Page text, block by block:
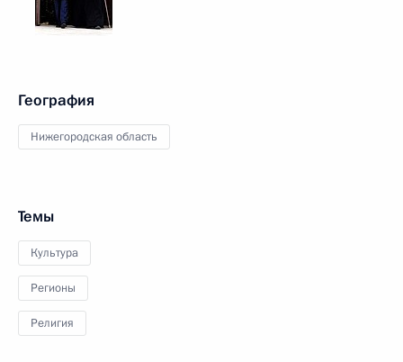
География
Нижегородская область
Темы
Культура
Регионы
Религия